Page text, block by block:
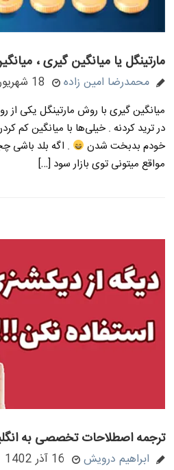
مارتینگل یا میانگین گیری ،
محمدرضا امین زاده 18 شهریور 1403
میانگین گیری با روش مارتینگل یکی از
در ترید کردنه . خیلی‌ها با میانگین کم
خودم بدبخت شدن
. اگه بلد باشی
مواقع میتونی توی بازار سود […]
ترجمه اصطلاحات تخصصی به
ابراهیم درویش 16 آذر 1402